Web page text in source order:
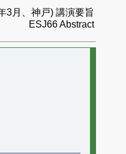
3月、神戸) 講演要旨
ESJ66 Abstract